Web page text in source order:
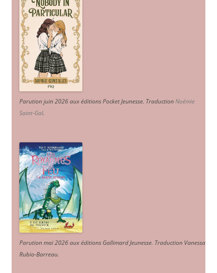
Parution juin 2026 aux éditions Pocket Jeunesse. TraductionNoémie
Saint-Gal.
Parution mai 2026 aux éditions Gallimard Jeunesse. Traduction Vanessa
Rubio-Barreau.